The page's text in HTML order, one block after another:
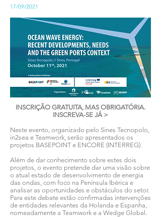
17/09/2021
INSCRIÇÃO GRATUITA, MAS OBRIGATÓRIA.
INSCREVA-SE JÁ >
Neste evento, organizado pelo Sines Tecnopolo,
in2sea e Teamwork, serão apresentados os
projetos BASEPOINT e ENCORE (INTERREG).
Além de dar conhecimento sobre estes dois
projetos, o evento pretende dar uma visão sobre
o atual estado de desenvolvimento de energia
das ondas, com foco na Península Ibérica e
analisar as oportunidades e obstáculos do setor.
Para este debate estão confirmadas intervenções
de entidades relevantes da Holanda e Espanha,
nomeadamente a Teamwork e a Wedge Global.